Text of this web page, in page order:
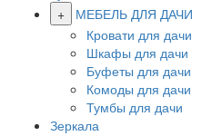
+
МЕБЕЛЬ ДЛЯ ДАЧИ
Кровати для дачи
Шкафы для дачи
Буфеты для дачи
Комоды для дачи
Тумбы для дачи
Зеркала